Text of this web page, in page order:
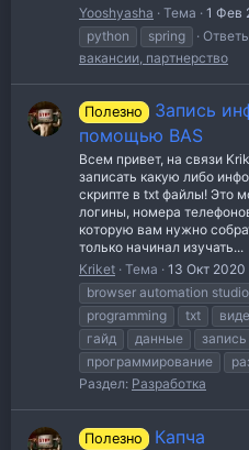
Yooshyasha
Тема 1 Фев
python
spring
вакансии, партнерство
Полезно
Запись
помощью BAS
Всем привет, на связи
записать какую либо
скрипте в txt файлы! Это
логины, номера
которую вам нужно
только начинал изучать...
Kriket Тема 13 Окт 2020
browser automation studio
programming
txt
гайд
данные запись
программирование
Раздел: Разработка
Полезно Капча